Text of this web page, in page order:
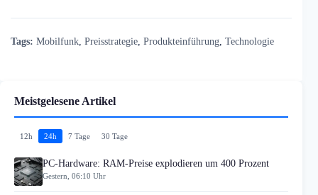
Tags: Mobilfunk Preisstrategie Produkteinführung Technologie
Meistgelesene Artikel
12h 24h 7 Tage 30 Tage
PC-Hardware: RAM-Preise explodieren um 400 Prozent
Gestern, 06:10 Uhr